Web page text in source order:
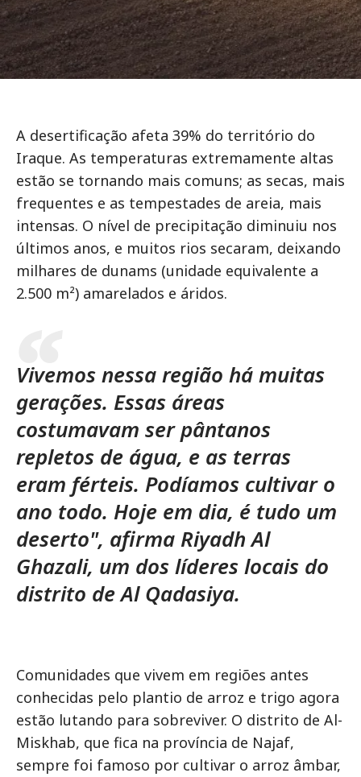
A desertificação afeta 39% do território do
Iraque. As temperaturas extremamente altas
estão se tornando mais comuns; as secas, mais
frequentes e as tempestades de areia, mais
intensas. O nível de precipitação diminuiu nos
últimos anos, e muitos rios secaram, deixando
milhares de dunams (unidade equivalente a
2.500 m²) amarelados e áridos.
Vivemos nessa região há muitas
gerações. Essas áreas
costumavam ser pântanos
repletos de água, e as terras
eram férteis. Podíamos cultivar o
ano todo. Hoje em dia, é tudo um
deserto", afirma Riyadh Al
Ghazali, um dos líderes locais do
distrito de Al Qadasiya.
Comunidades que vivem em regiões antes
conhecidas pelo plantio de arroz e trigo agora
estão lutando para sobreviver. O distrito de Al-
Miskhab, que fica na província de Najaf,
sempre foi famoso por cultivar o arroz âmbar,